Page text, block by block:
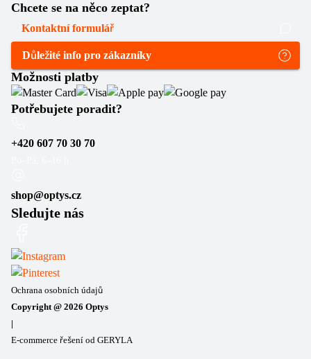
Chcete se na něco zeptat?
Kontaktní formulář
Důležité info pro zákazníky
Možnosti platby
Potřebujete poradit?
+420 607 70 30 70
shop@optys.cz
Sledujte nás
Ochrana osobních údajů
Copyright @ 2026 Optys
|
E-commerce řešení od GERYLA